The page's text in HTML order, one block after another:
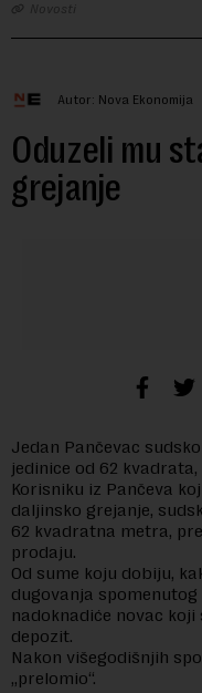
Novosti
Autor: Nova Ekonomija
Oduzeli mu
grejanje
Jedan Pančevac
jedinice od 62
Korisniku iz Pančeva
daljinsko grejanje,
62 kvadratna metra,
prodaju.
Od sume koju dobiju,
dugovanja
nadoknadiće novac
depozit.
Nakon višegodišnjih
„prelomio“.